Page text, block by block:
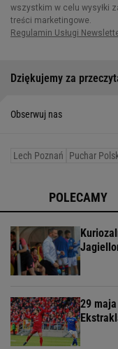
Dziękujemy za
Obserwuj nas
Lech Poznań Puchar
POLECAMY
29